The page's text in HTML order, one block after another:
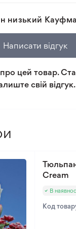
Сонце,
2/5
2/5
Повернення
згідно з
300 грн.
низький
Написати відгук
про цей товар.
свій відгук.
Cream
В
Код